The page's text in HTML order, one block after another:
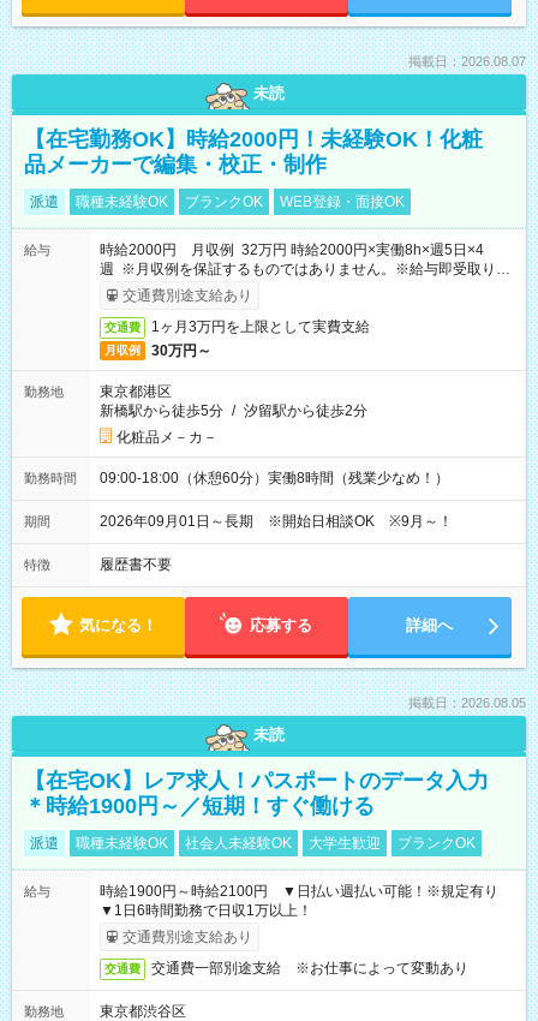
掲載日：2026.08.07
未読
【在宅勤務OK】時給2000円！未経験OK！化粧
品メーカーで編集・校正・制作
派遣 職種未経験OK ブランクOK WEB登録・面接OK
給与
時給2000円 月収例 32万円 時給2000円×実働8h×週5日×4
週 ※月収例を保証するものではありません。※給与即受取りサ
ービス利用可（利用条件有）
交通費別途支給あり
交通費 1ヶ月3万円を上限として実費支給
月収例 30万円～
勤務地
東京都港区
新橋駅から徒歩5分 / 汐留駅から徒歩2分
化粧品メ－カ－
勤務時間 09:00-18:00（休憩60分）実働8時間（残業少なめ！）
期間 2026年09月01日～長期 ※開始日相談OK ※9月～！
特徴 履歴書不要
気になる！ 応募する 詳細へ
掲載日：2026.08.05
未読
【在宅OK】レア求人！パスポートのデータ入力
＊時給1900円～／短期！すぐ働ける
派遣 職種未経験OK 社会人未経験OK 大学生歓迎 ブランクOK
給与
時給1900円～時給2100円 ▼日払い週払い可能！※規定有り
▼1日6時間勤務で日収1万以上！
交通費別途支給あり
交通費 交通費一部別途支給 ※お仕事によって変動あり
勤務地
東京都渋谷区